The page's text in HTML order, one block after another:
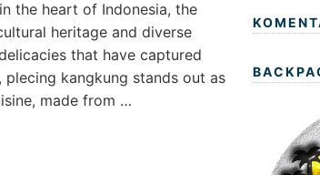
the heart of Indonesia, the
heritage and diverse
that have captured
kangkung stands out as
made from …